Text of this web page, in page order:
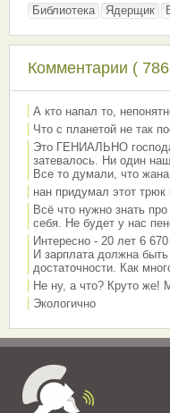
Библиотека
Ядерщик
Комментарии (
А кто напал то,
Что с планетой не так
Это ГЕНИАЛЬНО
затевалось. Ни один
Все то думали, что жана
нан придумал этот трюк
Всё что нужно знать
себя. Не будет у нас
Интересно - 20 лет 6
И зарплата должна
достаточности. Как
Не ну, а что? Круто же!
Экологично